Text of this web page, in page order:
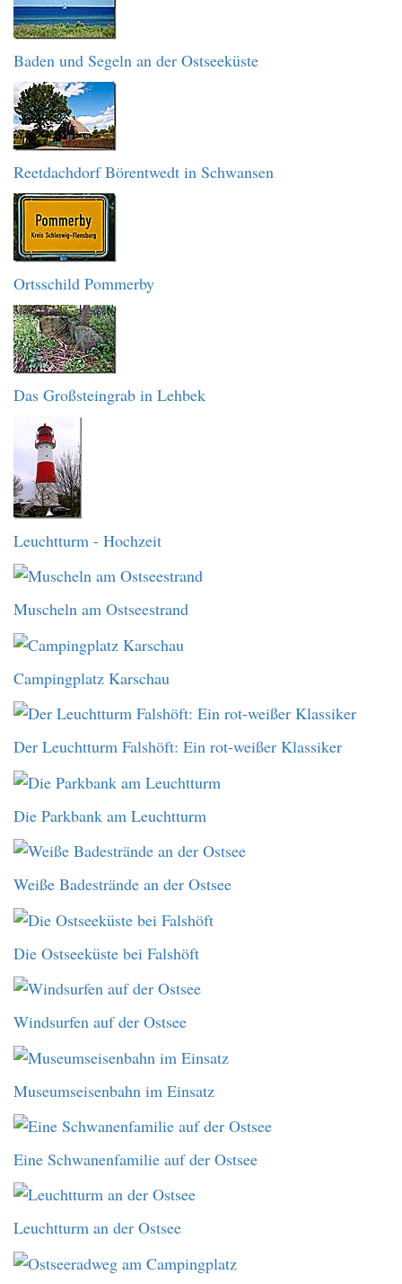
Baden und Segeln an der Ostseeküste
Reetdachdorf Börentwedt in Schwansen
Ortsschild Pommerby
Das Großsteingrab in Lehbek
Leuchtturm - Hochzeit
Muscheln am Ostseestrand
Campingplatz Karschau
Der Leuchtturm Falshöft: Ein rot-weißer Klassiker
Die Parkbank am Leuchtturm
Weiße Badestrände an der Ostsee
Die Ostseeküste bei Falshöft
Windsurfen auf der Ostsee
Museumseisenbahn im Einsatz
Eine Schwanenfamilie auf der Ostsee
Leuchtturm an der Ostsee